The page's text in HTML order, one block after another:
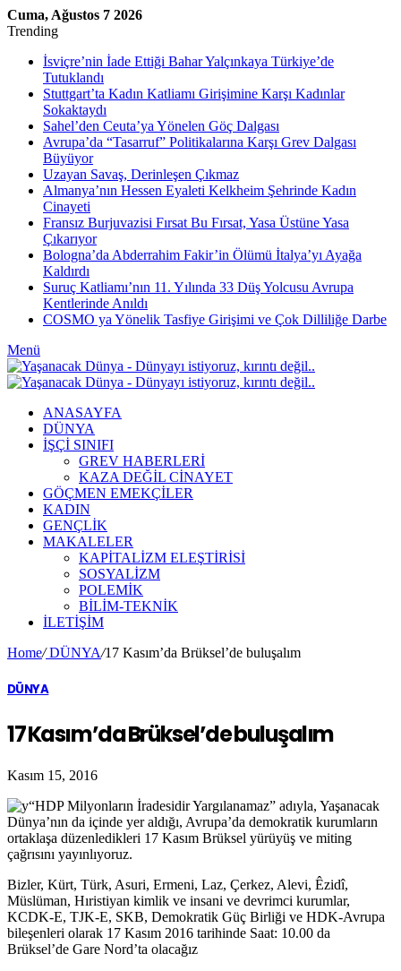
Cuma, Ağustos 7 2026
Trending
İsviçre’nin İade Ettiği Bahar Yalçınkaya Türkiye’de
Tutuklandı
Stuttgart’ta Kadın Katliamı Girişimine Karşı Kadınlar
Sokaktaydı
Sahel’den Ceuta’ya Yönelen Göç Dalgası
Avrupa’da “Tasarruf” Politikalarına Karşı Grev Dalgası
Büyüyor
Uzayan Savaş, Derinleşen Çıkmaz
Almanya’nın Hessen Eyaleti Kelkheim Şehrinde Kadın
Cinayeti
Fransız Burjuvazisi Fırsat Bu Fırsat, Yasa Üstüne Yasa
Çıkarıyor
Bologna’da Abderrahim Fakir’in Ölümü İtalya’yı Ayağa
Kaldırdı
Suruç Katliamı’nın 11. Yılında 33 Düş Yolcusu Avrupa
Kentlerinde Anıldı
COSMO ya Yönelik Tasfiye Girişimi ve Çok Dilliliğe Darbe
Menü
ANASAYFA
DÜNYA
İŞÇİ SINIFI
GREV HABERLERİ
KAZA DEĞİL CİNAYET
GÖÇMEN EMEKÇİLER
KADIN
GENÇLİK
MAKALELER
KAPİTALİZM ELEŞTİRİSİ
SOSYALİZM
POLEMİK
BİLİM-TEKNİK
ILETIŞIM
Home/DÜNYA/17 Kasım’da Brüksel’de buluşalım
DÜNYA
17 Kasım’da Brüksel’de buluşalım
Kasım 15, 2016
“HDP Milyonların İradesidir Yargılanamaz” adıyla, Yaşanacak
Dünya’nın da içinde yer aldığı, Avrupa’da demokratik kurumların
ortaklaşa düzenledikleri 17 Kasım Brüksel yürüyüş ve miting
çağrısını yayınlıyoruz.
Bizler, Kürt, Türk, Asuri, Ermeni, Laz, Çerkez, Alevi, Êzidî,
Müslüman, Hıristiyan kimlik ve insani ve devrimci kurumlar,
KCDK-E, TJK-E, SKB, Demokratik Güç Birliği ve HDK-Avrupa
bileşenleri olarak 17 Kasım 2016 tarihinde Saat: 10.00 da
Brüksel’de Gare Nord’ta olacağız